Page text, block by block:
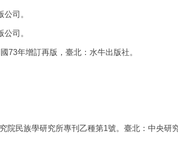
司。
司。
73年增訂再版，臺北：水牛出版社。
民族學研究所專刊乙種第1號。臺北：中央研